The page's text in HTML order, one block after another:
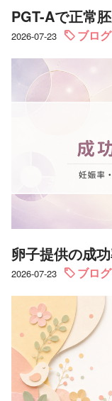
2026-07-23 ブログ
2026-07-23 ブログ